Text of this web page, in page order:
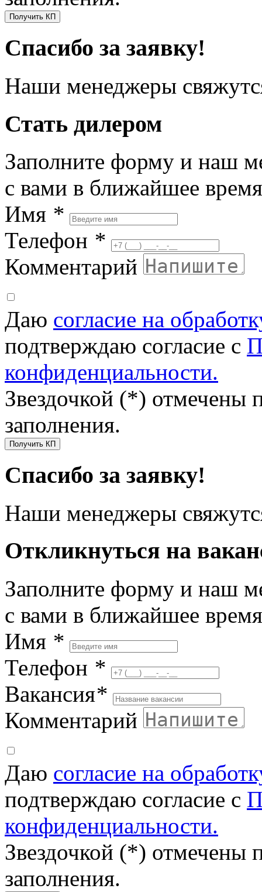
Получить КП
Спасибо за заявку!
Наши менеджеры
Стать дилером
Заполните форму и наш
с вами в ближайшее время
Имя *
Телефон *
Комментарий
Даю согласие на
подтверждаю согласие с
конфиденциальности.
Звездочкой (*) отмечены
заполнения.
Получить КП
Спасибо за заявку!
Наши менеджеры
Откликнуться на
Заполните форму и наш
с вами в ближайшее время
Имя *
Телефон *
Вакансия*
Комментарий
Даю согласие на
подтверждаю согласие с
конфиденциальности.
Звездочкой (*) отмечены
заполнения.